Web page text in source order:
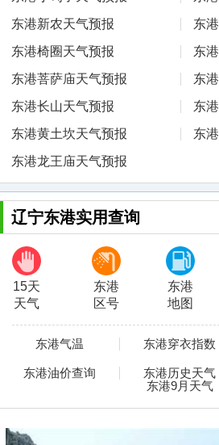
东港新农天气预报
东
东港椅圈天气预报
东
东港菩萨庙天气预报
东
东港长山天气预报
东
东港黄土坎天气预报
东
东港龙王庙天气预报
辽宁东港实用查询
15天
天气
东港
区号
东港
地图
东港气温 东港穿衣指数
东港油价查询 东港历史天气
东港9月天气